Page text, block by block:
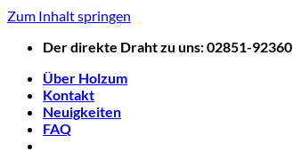
Zum Inhalt springen
Der direkte Draht zu uns: 02851-92360
Über Holzum
Kontakt
Neuigkeiten
FAQ